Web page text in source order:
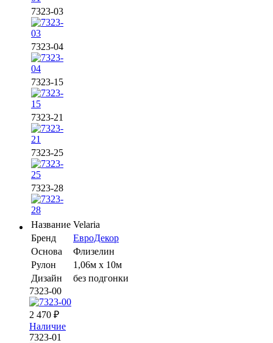
7323-03
7323-04
7323-15
7323-21
7323-25
7323-28
Название Velaria
Бренд
ЕвроДекор
Основа
Флизелин
Рулон
1,06м х 10м
Дизайн
без подгонки
7323-00
2 470 ₽
Наличие
7323-01